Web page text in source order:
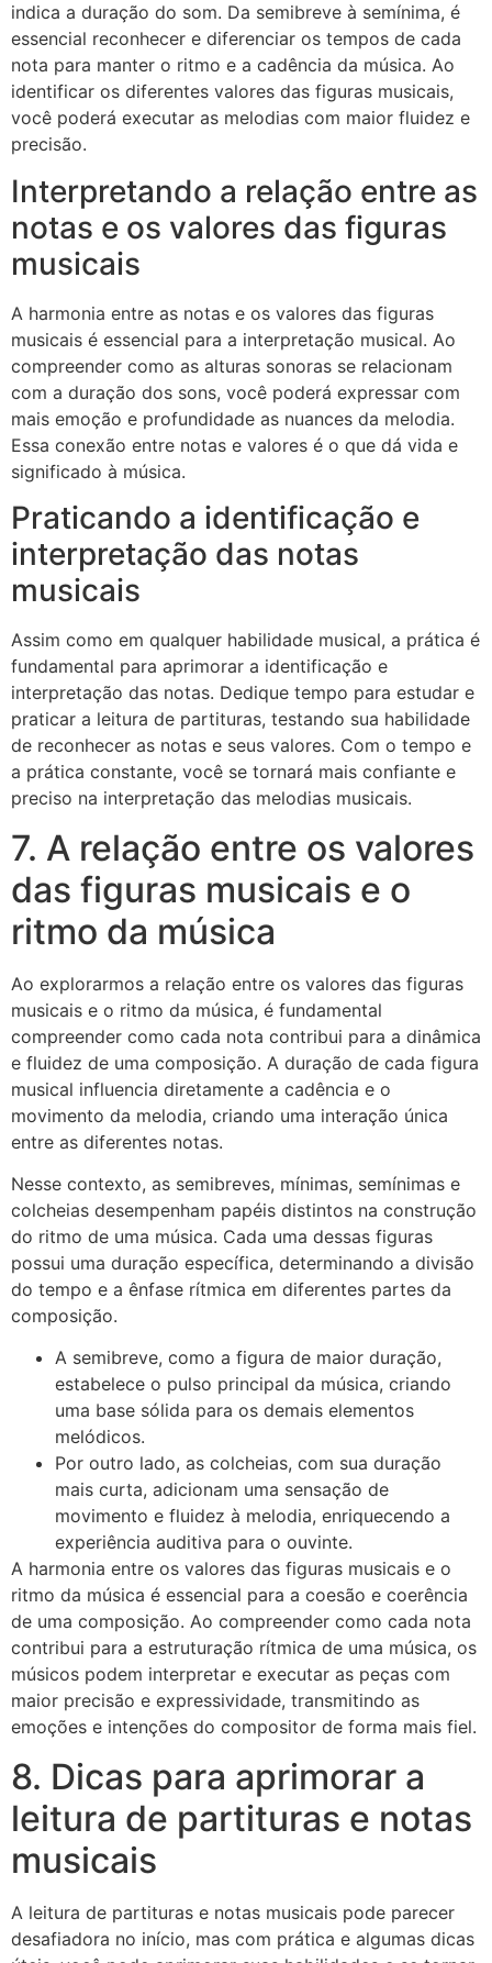
indica a duração do som. Da semibreve à semínima, é
essencial reconhecer e diferenciar os tempos de cada
nota para manter o ritmo e a cadência da música. Ao
identificar os diferentes valores das figuras musicais,
você poderá executar as melodias com maior fluidez e
precisão.
Interpretando a relação entre as
notas e os valores das figuras
musicais
A harmonia entre as notas e os valores das figuras
musicais é essencial para a interpretação musical. Ao
compreender como as alturas sonoras se relacionam
com a duração dos sons, você poderá expressar com
mais emoção e profundidade as nuances da melodia.
Essa conexão entre notas e valores é o que dá vida e
significado à música.
Praticando a identificação e
interpretação das notas
musicais
Assim como em qualquer habilidade musical, a prática é
fundamental para aprimorar a identificação e
interpretação das notas. Dedique tempo para estudar e
praticar a leitura de partituras, testando sua habilidade
de reconhecer as notas e seus valores. Com o tempo e
a prática constante, você se tornará mais confiante e
preciso na interpretação das melodias musicais.
7. A relação entre os valores
das figuras musicais e o
ritmo da música
Ao explorarmos a relação entre os valores das figuras
musicais e o ritmo da música, é fundamental
compreender como cada nota contribui para a dinâmica
e fluidez de uma composição. A duração de cada figura
musical influencia diretamente a cadência e o
movimento da melodia, criando uma interação única
entre as diferentes notas.
Nesse contexto, as semibreves, mínimas, semínimas e
colcheias desempenham papéis distintos na construção
do ritmo de uma música. Cada uma dessas figuras
possui uma duração específica, determinando a divisão
do tempo e a ênfase rítmica em diferentes partes da
composição.
A semibreve, como a figura de maior duração,
estabelece o pulso principal da música, criando
uma base sólida para os demais elementos
melódicos.
Por outro lado, as colcheias, com sua duração
mais curta, adicionam uma sensação de
movimento e fluidez à melodia, enriquecendo a
experiência auditiva para o ouvinte.
A harmonia entre os valores das figuras musicais e o
ritmo da música é essencial para a coesão e coerência
de uma composição. Ao compreender como cada nota
contribui para a estruturação rítmica de uma música, os
músicos podem interpretar e executar as peças com
maior precisão e expressividade, transmitindo as
emoções e intenções do compositor de forma mais fiel.
8. Dicas para aprimorar a
leitura de partituras e notas
musicais
A leitura de partituras e notas musicais pode parecer
desafiadora no início, mas com prática e algumas dicas